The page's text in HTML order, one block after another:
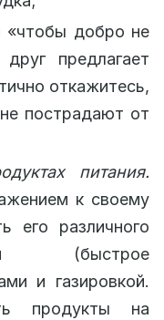
«чтобы добро не
предлагает
откажитесь,
пострадают от
питания.
к своему
его различного
(быстрое
и газировкой.
продукты на